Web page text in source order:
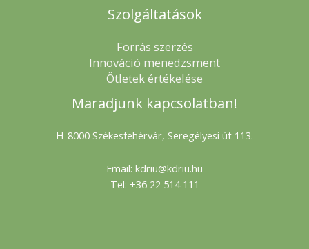
Szolgáltatások
Forrás szerzés
Innováció menedzsment
Ötletek értékelése
Maradjunk kapcsolatban!
H-8000 Székesfehérvár, Seregélyesi út 113.
Email: kdriu@kdriu.hu
Tel: +36 22 514 111